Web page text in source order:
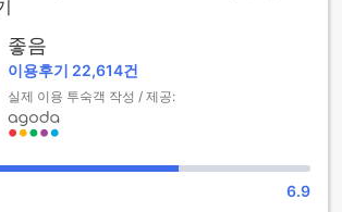
위 여행객도 편안하게 머무를 수 있습니다.
부터 가능하며, 체크아웃은 정오까지 이루어
부터 12세까지의 어린이들은 무료로 숙박할
객들에게 매우 매력적인 선택지입니다. 램블
홍콩에서의 특별한 추억을 만들기에 완벽
텔은 투숙객들에게 다양한 엔터테인먼트 시
좋음
이용후기 22,614건
실제 이용 투숙객 작성 / 제공:
6.9